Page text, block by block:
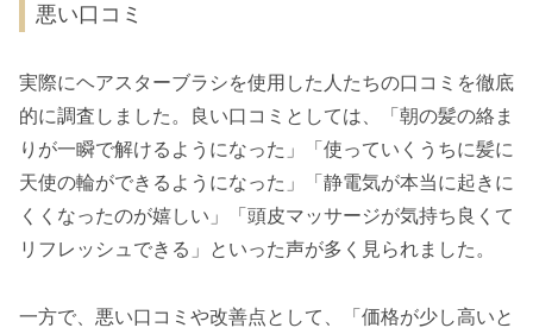
悪い口コミ
実際にヘアスターブラシを使用した人たちの口コミを徹底
的に調査しました。良い口コミとしては、「朝の髪の絡ま
りが一瞬で解けるようになった」「使っていくうちに髪に
天使の輪ができるようになった」「静電気が本当に起きに
くくなったのが嬉しい」「頭皮マッサージが気持ち良くて
リフレッシュできる」といった声が多く見られました。
一方で、悪い口コミや改善点として、「価格が少し高いと